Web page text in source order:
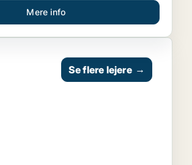
Mere info
Se flere lejere →